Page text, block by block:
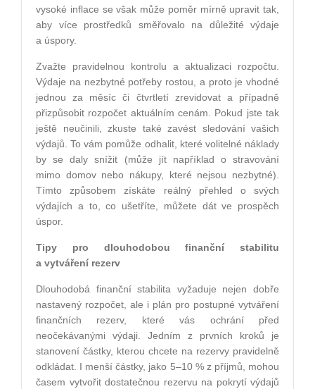
vysoké inflace se však může poměr mírně upravit tak,
aby více prostředků směřovalo na důležité výdaje
a úspory.
Zvažte pravidelnou kontrolu a aktualizaci rozpočtu.
Výdaje na nezbytné potřeby rostou, a proto je vhodné
jednou za měsíc či čtvrtletí zrevidovat a případně
přizpůsobit rozpočet aktuálním cenám. Pokud jste tak
ještě neučinili, zkuste také zavést sledování vašich
výdajů. To vám pomůže odhalit, které volitelné náklady
by se daly snížit (může jít například o stravování
mimo domov nebo nákupy, které nejsou nezbytné).
Tímto způsobem získáte reálný přehled o svých
výdajích a to, co ušetříte, můžete dát ve prospěch
úspor.
Tipy pro dlouhodobou finanční stabilitu
a vytváření rezerv
Dlouhodobá finanční stabilita vyžaduje nejen dobře
nastavený rozpočet, ale i plán pro postupné vytváření
finančních rezerv, které vás ochrání před
neočekávanými výdaji. Jedním z prvních kroků je
stanovení částky, kterou chcete na rezervy pravidelně
odkládat. I menší částky, jako 5–10 % z příjmů, mohou
časem vytvořit dostatečnou rezervu na pokrytí výdajů